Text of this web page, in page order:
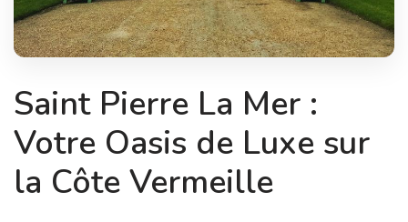
Saint Pierre La Mer :
Votre Oasis de Luxe sur
la Côte Vermeille